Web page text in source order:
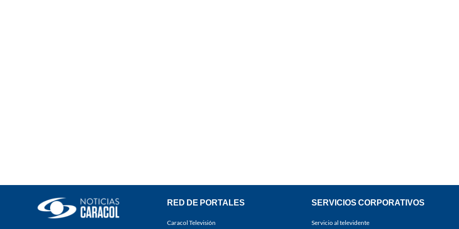
RED DE PORTALES
Caracol Televisión
SERVICIOS CORPORATIVOS
Servicio al televidente